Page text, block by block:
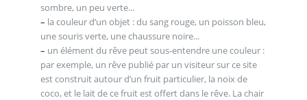
sombre, un peu verte...
– la couleur d’un objet : du sang rouge, un poisson bleu,
une souris verte, une chaussure noire...
– un élément du rêve peut sous-entendre une couleur :
par exemple, un rêve publié par un visiteur sur ce site
est construit autour d’un fruit particulier, la noix de
coco, et le lait de ce fruit est offert dans le rêve. La chair